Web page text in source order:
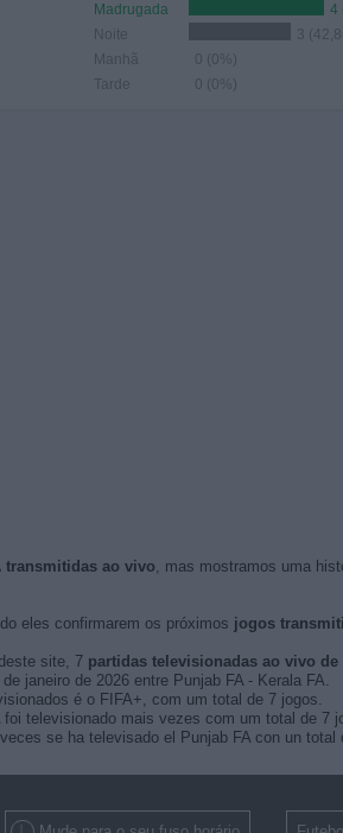
Madrugada
4
Noite
3
Manhã
0 (0%)
Tarde
0 (0%)
transmitidas ao vivo, mas mostramos uma
eles confirmarem os próximos jogos
site, 7 partidas televisionadas ao vivo de
janeiro de 2026 entre Punjab FA - Kerala FA.
é o FIFA+, com um total de 7 jogos.
televisionado mais vezes com um total de 7
se ha televisado el Punjab FA con un total